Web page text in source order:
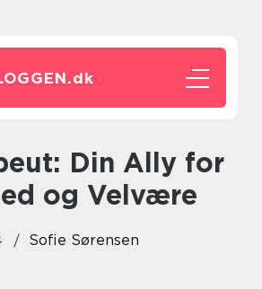
dk
og Velvære
Sofie Sørensen